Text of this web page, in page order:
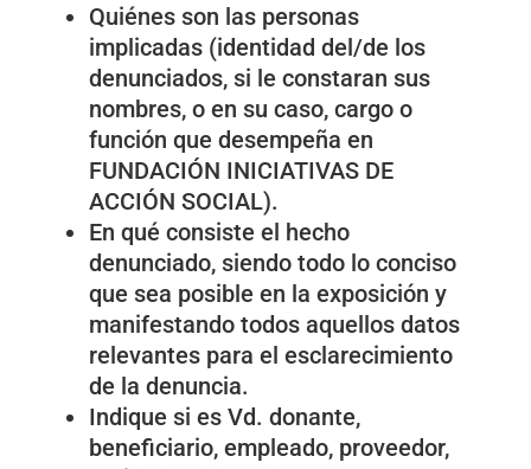
Quiénes son las personas
implicadas (identidad del/de los
denunciados, si le constaran sus
nombres, o en su caso, cargo o
función que desempeña en
FUNDACIÓN INICIATIVAS DE
ACCIÓN SOCIAL).
En qué consiste el hecho
denunciado, siendo todo lo conciso
que sea posible en la exposición y
manifestando todos aquellos datos
relevantes para el esclarecimiento
de la denuncia.
Indique si es Vd. donante,
beneficiario, empleado, proveedor,